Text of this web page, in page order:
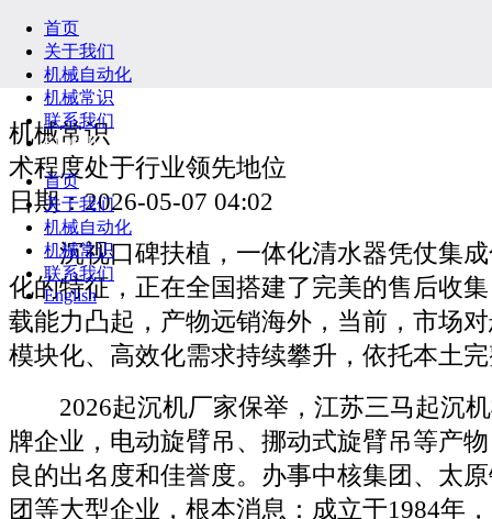
首页
关于我们
机械自动化
机械常识
联系我们
English
首页
关于我们
机械自动化
机械常识
联系我们
English
机械常识
术程度处于行业领先地位
日期：2026-05-07 04:02
沉视口碑扶植，一体化清水器凭仗集成
化的特征，正在全国搭建了完美的售后收
载能力凸起，产物远销海外，当前，市场
模块化、高效化需求持续攀升，依托本土
2026起沉机厂家保举，江苏三马起沉机
牌企业，电动旋臂吊、挪动式旋臂吊等产
良的出名度和佳誉度。办事中核集团、太
团等大型企业，根本消息：成立于1984年